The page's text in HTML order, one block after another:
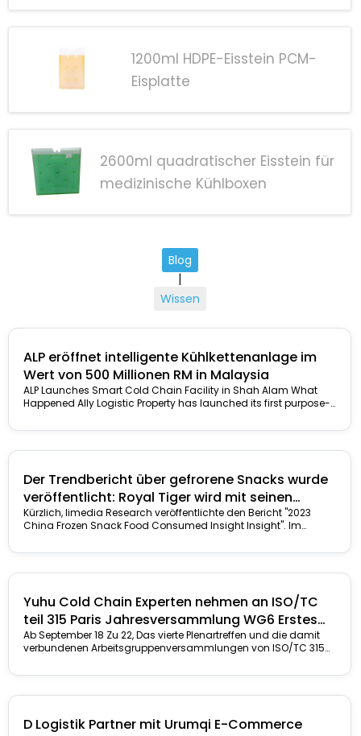
1200ml HDPE-Eisstein PCM-
Eisplatte
2600ml quadratischer Eisstein für
medizinische Kühlboxen
Blog
|
Wissen
ALP eröffnet intelligente Kühlkettenanlage im
Wert von 500 Millionen RM in Malaysia
ALP Launches Smart Cold Chain Facility in Shah Alam What
Happened Ally Logistic Property has launched its first purpose-
Der Trendbericht über gefrorene Snacks wurde
veröffentlicht: Royal Tiger wird mit seinen
hochwertigen Produkten zum „König der
gefrorenen Snacks“.
Kürzlich, Iimedia Research veröffentlichte den Bericht "2023
China Frozen Snack Food Consumed Insight Insight". Im
Yuhu Cold Chain Experten nehmen an ISO/TC
teil 315 Paris Jahresversammlung WG6 Erstes
Treffen erfolgreich abgehalten
Ab September 18 Zu 22, Das vierte Plenartreffen und die damit
verbundenen Arbeitsgruppenversammlungen von ISO/TC 315
D Logistik Partner mit Urumqi E-Commerce